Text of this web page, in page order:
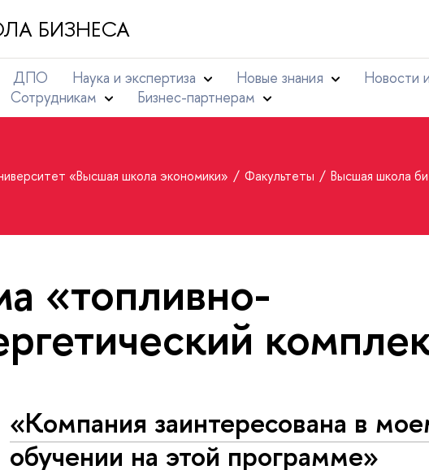
БИЗНЕСА
ДПО Наука и экспертиза Новые знания
Новости
Сотрудникам Бизнес-партнерам
«Высшая школа экономики» Факультеты Высшая школа
«топливно-
«Компания заинтересована в
обучении на этой программе»